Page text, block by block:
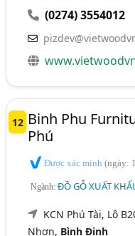
(0274) 3554012
12 Binh Phu
Phú
Được xác minh(ngày:
Ngành:ĐỒ GỖ XUẤT
KCN Phú Tài, Lô
Nhơn, Bình Định